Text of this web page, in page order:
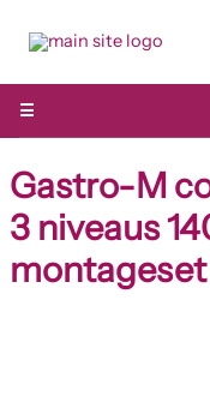
naar
inhoud
☰
Gastro-M
3 niveaus